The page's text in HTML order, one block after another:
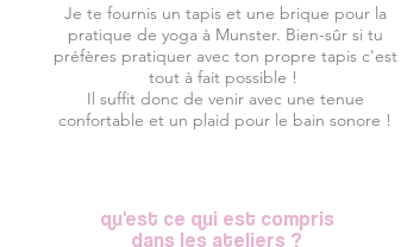
Je te fournis un tapis et une brique pour la
pratique de yoga à Munster. Bien-sûr si tu
préfères pratiquer avec ton propre tapis c'est
tout à fait possible !
Il suffit donc de venir avec une tenue
confortable et un plaid pour le bain sonore !
qu'est ce qui est compris
dans les ateliers ?